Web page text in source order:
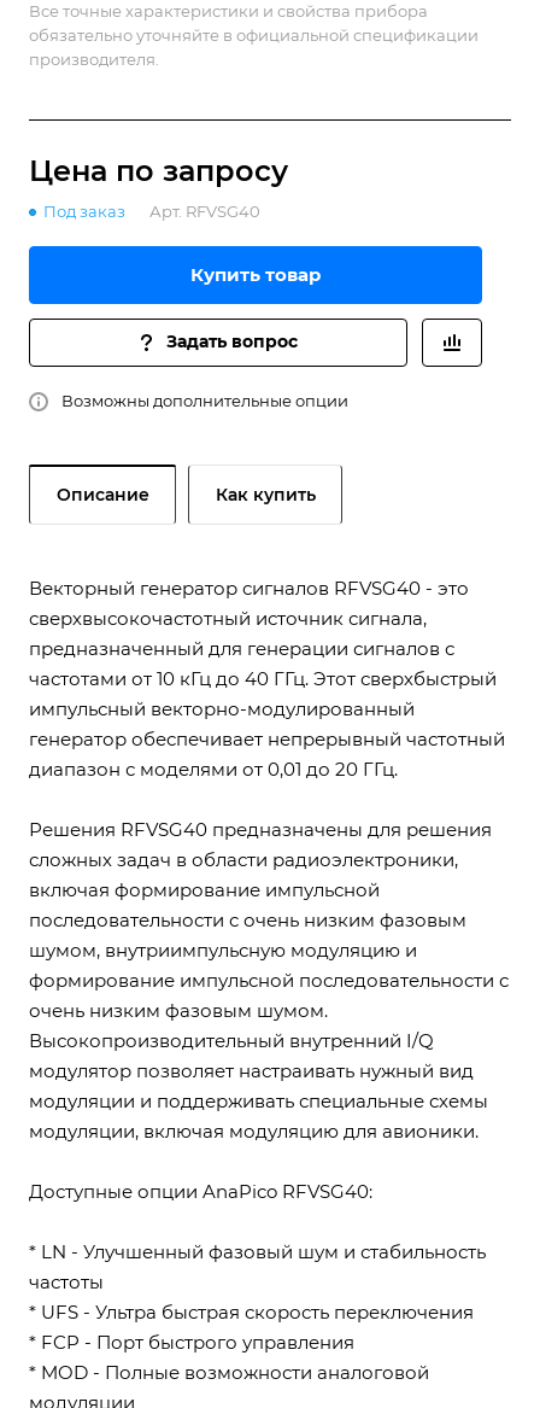
Все точные характеристики и свойства прибора
обязательно уточняйте в официальной спецификации
производителя.
Цена по запросу
Под заказ Арт. RFVSG40
Купить товар
Задать вопрос
Возможны дополнительные опции
Описание Как купить
Векторный генератор сигналов RFVSG40 - это
сверхвысокочастотный источник сигнала,
предназначенный для генерации сигналов с
частотами от 10 кГц до 40 ГГц. Этот сверхбыстрый
импульсный векторно-модулированный
генератор обеспечивает непрерывный частотный
диапазон с моделями от 0,01 до 20 ГГц.
Решения RFVSG40 предназначены для решения
сложных задач в области радиоэлектроники,
включая формирование импульсной
последовательности с очень низким фазовым
шумом, внутриимпульсную модуляцию и
формирование импульсной последовательности с
очень низким фазовым шумом.
Высокопроизводительный внутренний I/Q
модулятор позволяет настраивать нужный вид
модуляции и поддерживать специальные схемы
модуляции, включая модуляцию для авионики.
Доступные опции AnaPico RFVSG40:
* LN - Улучшенный фазовый шум и стабильность
частоты
* UFS - Ультра быстрая скорость переключения
* FCP - Порт быстрого управления
* MOD - Полные возможности аналоговой
модуляции